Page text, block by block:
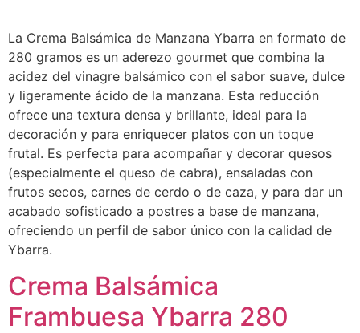
La Crema Balsámica de Manzana Ybarra en formato de
280 gramos es un aderezo gourmet que combina la
acidez del vinagre balsámico con el sabor suave, dulce
y ligeramente ácido de la manzana. Esta reducción
ofrece una textura densa y brillante, ideal para la
decoración y para enriquecer platos con un toque
frutal. Es perfecta para acompañar y decorar quesos
(especialmente el queso de cabra), ensaladas con
frutos secos, carnes de cerdo o de caza, y para dar un
acabado sofisticado a postres a base de manzana,
ofreciendo un perfil de sabor único con la calidad de
Ybarra.
Crema Balsámica
Frambuesa Ybarra 280